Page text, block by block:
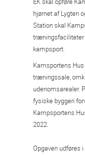
hjørnet af Lygten
Station skal
kampsport.
Kamsportens
træningssale,
udenomsarealer.
fysiske byggeri
Kampsportens
2022.
Opgaven udføres